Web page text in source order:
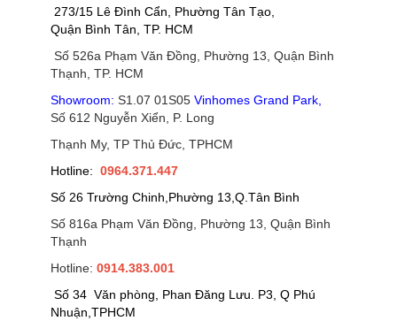
273/15 Lê Đình Cẩn, Phường Tân Tạo,
Quận Bình Tân, TP. HCM
Số 526a Phạm Văn Đồng, Phường 13, Quận Bình
Thạnh, TP. HCM
Showroom: S1.07 01S05 Vinhomes Grand Park
Số 612 Nguyễn Xiển, P. Long
Thạnh My, TP Thủ Đức, TPHCM
Hotline: 0964.371.447
Số 26 Trường Chinh,Phường 13,Q.Tân Bình
Số 816a Phạm Văn Đồng, Phường 13, Quận Bình
Thạnh
Hotline: 0914.383.001
Số 34 Văn phòng, Phan Đăng Lưu. P3, Q Phú
Nhuận,TPHCM